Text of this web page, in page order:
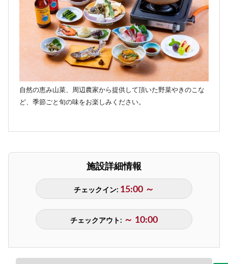
自然の恵み山菜、周辺農家から提供して頂いた野菜やきのこな
ど、季節ごと旬の味をお楽しみください。
施設詳細情報
チェックイン: 15:00 ～
チェックアウト: ～ 10:00